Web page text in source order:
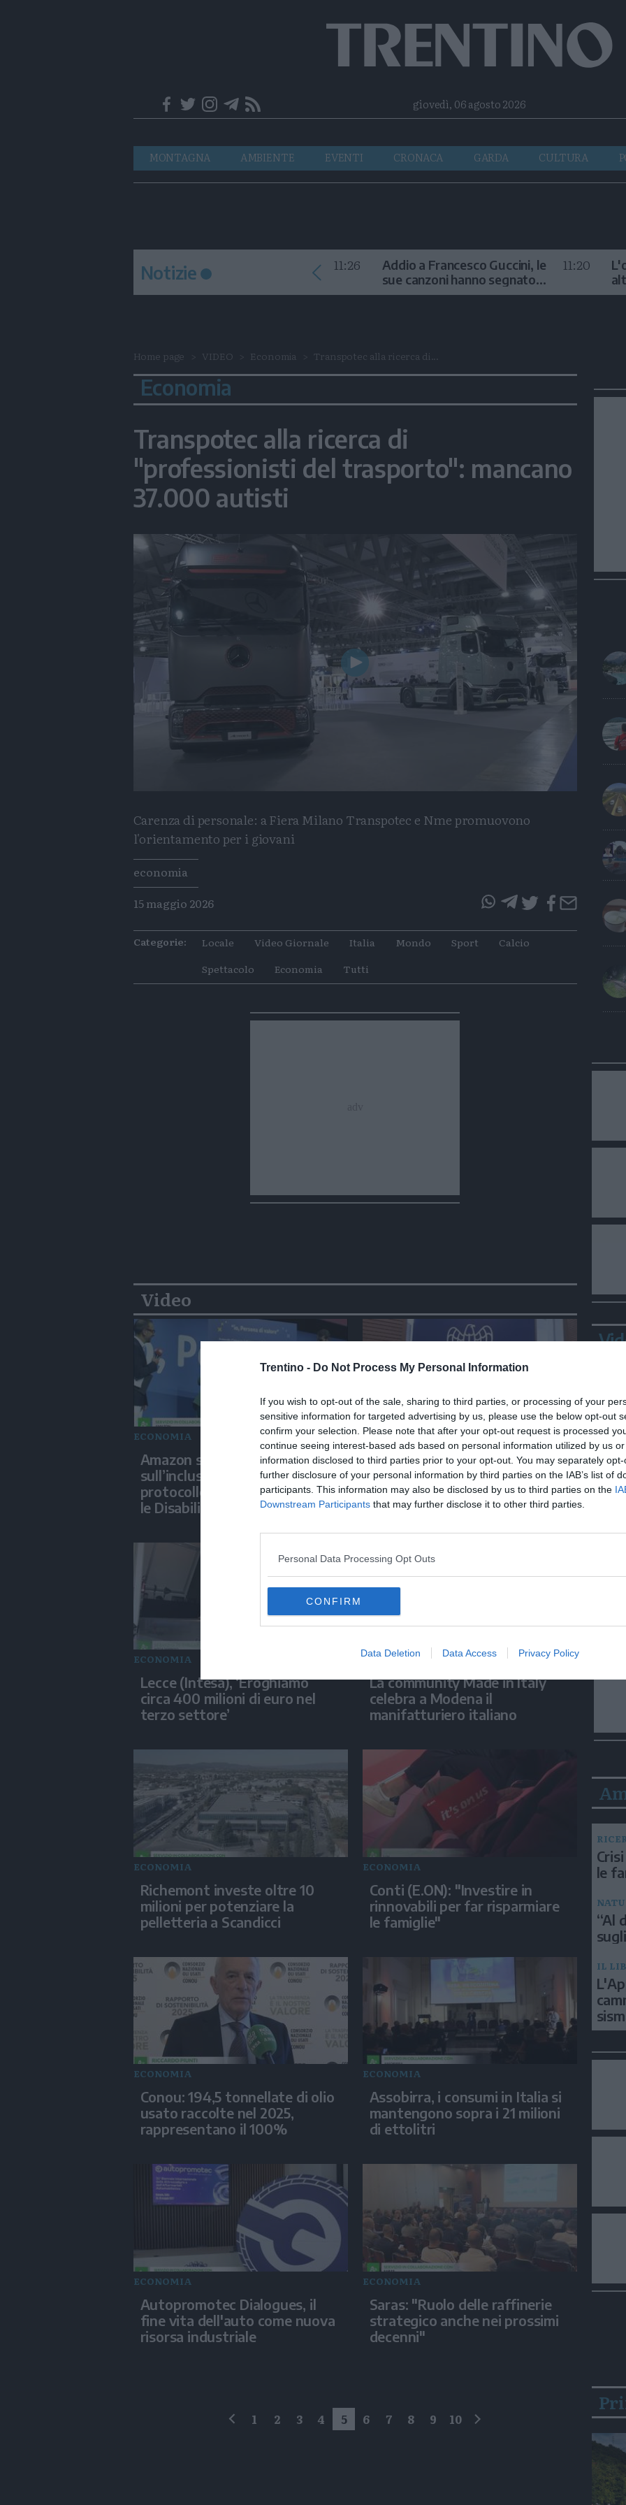
Trentino - Do Not Process My Personal Information
If you wish to opt-out of the sale, sharing to third parties, or processing of your
sensitive information for targeted advertising by us, please use the below opt-out
confirm your selection. Please note that after your opt-out request is processed
continue seeing interest-based ads based on personal information utilized by us
information disclosed to third parties prior to your opt-out. You may separately
further disclosure of your personal information by third parties on the IAB’s list of
participants. This information may also be disclosed by us to third parties on the
Downstream Participants that may further disclose it to other third parties.
Personal Data Processing Opt Outs
CONFIRM
Data Deletion Data Access Privacy Policy
Telegram
RSSgiovedì, 06 agosto 2026
Navigazione
principale
MONTAGNA AMBIENTE EVENTI CRONACA GARDA CULTURA
Notizie 11:26
Addio a Francesco Guccini, le
sue canzoni hanno segnato
la storia
11:20
Home page VIDEO Economia Transpotec alla ricerca di...
Economia
Transpotec alla ricerca di
"professionisti del trasporto": mancano
37.000 autisti
Play
Carenza di personale: a Fiera Milano Transpotec e Nme promuovono
l'orientamento per i giovani
Tags
economia
15 maggio 2026
articoloarticolo
Categorie: Locale Video Giornale Italia Mondo Sport
Calcio
Spettacolo
Economia Tutti
Video
ECONOMIA
Amazon scommette
sull’inclusione e firma un
protocollo con il ministero per
le Disabilità
ECONOMIA
Assocarta, nel 2025
produzione carta cala del
2,2%, importazioni +7,5%
ECONOMIA
Lecce (Intesa), ‘Eroghiamo
circa 400 milioni di euro nel
terzo settore’
ECONOMIA
La community Made in Italy
celebra a Modena il
manifatturiero italiano
ECONOMIA
Richemont investe oltre 10
milioni per potenziare la
pelletteria a Scandicci
ECONOMIA
Conti (E.ON): "Investire in
rinnovabili per far risparmiare
le famiglie"
ECONOMIA
Conou: 194,5 tonnellate di olio
usato raccolte nel 2025,
rappresentano il 100%
ECONOMIA
Assobirra, i consumi in Italia si
mantengono sopra i 21 milioni
di ettolitri
ECONOMIA
Autopromotec Dialogues, il
fine vita dell'auto come nuova
risorsa industriale
ECONOMIA
Saras: "Ruolo delle raffinerie
strategico anche nei prossimi
decenni"
1 2 3 4 5 6 7 8 9 10
le
“Al
IL